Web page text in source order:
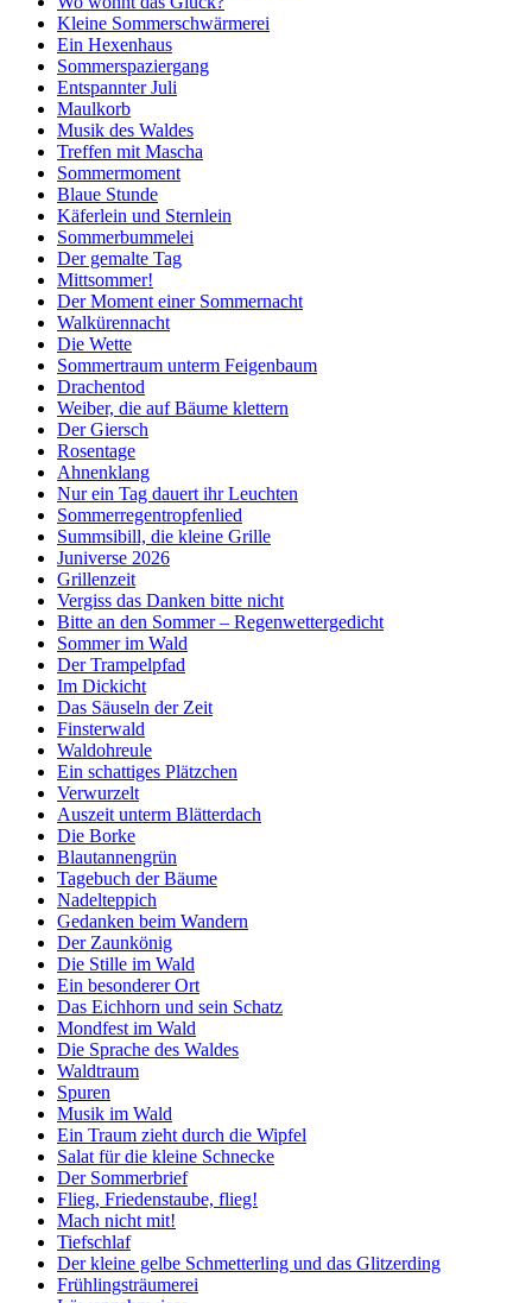
Kleine Sommerschwärmerei
Ein Hexenhaus
Sommerspaziergang
Entspannter Juli
Maulkorb
Musik des Waldes
Treffen mit Mascha
Sommermoment
Blaue Stunde
Käferlein und Sternlein
Sommerbummelei
Der gemalte Tag
Mittsommer!
Der Moment einer Sommernacht
Walkürennacht
Die Wette
Sommertraum unterm Feigenbaum
Drachentod
Weiber, die auf Bäume klettern
Der Giersch
Rosentage
Ahnenklang
Nur ein Tag dauert ihr Leuchten
Sommerregentropfenlied
Summsibill, die kleine Grille
Juniverse 2026
Grillenzeit
Vergiss das Danken bitte nicht
Bitte an den Sommer – Regenwettergedicht
Sommer im Wald
Der Trampelpfad
Im Dickicht
Das Säuseln der Zeit
Finsterwald
Waldohreule
Ein schattiges Plätzchen
Verwurzelt
Auszeit unterm Blätterdach
Die Borke
Blautannengrün
Tagebuch der Bäume
Nadelteppich
Gedanken beim Wandern
Der Zaunkönig
Die Stille im Wald
Ein besonderer Ort
Das Eichhorn und sein Schatz
Mondfest im Wald
Die Sprache des Waldes
Waldtraum
Spuren
Musik im Wald
Ein Traum zieht durch die Wipfel
Salat für die kleine Schnecke
Der Sommerbrief
Flieg, Friedenstaube, flieg!
Mach nicht mit!
Tiefschlaf
Der kleine gelbe Schmetterling und das Glitzerding
Frühlingsträumerei